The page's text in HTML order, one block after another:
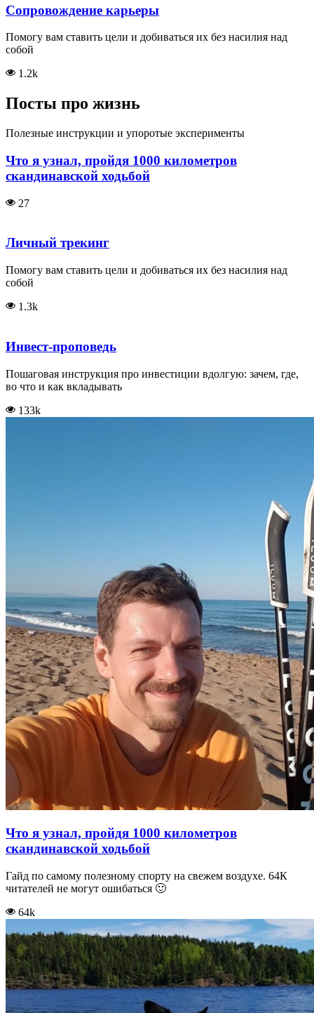
Сопровождение карьеры
Помогу вам ставить цели и добиваться их без насилия над
собой
1.2k
Посты про жизнь
Полезные инструкции и упоротые эксперименты
Что я узнал, пройдя 1000 километров
скандинавской ходьбой
27
Личный трекинг
Помогу вам ставить цели и добиваться их без насилия над
собой
1.3k
Инвест-проповедь
Пошаговая инструкция про инвестиции вдолгую: зачем, где,
во что и как вкладывать
133k
Что я узнал, пройдя 1000 километров
скандинавской ходьбой
Гайд по самому полезному спорту на свежем воздухе. 64К
читателей не могут ошибаться 🙂
64k